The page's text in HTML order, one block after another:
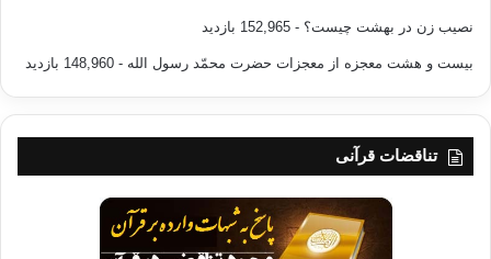
استقامت منافاتی نخواهد داشت؛ زیرا، هدایت، مقصود اصلی و هدف نهائی
است و هرچه غیر
تحت تأثیر عرف های
نصیب زن در بهشت چیست؟ - 152,965 بازدید
بیست و هشت معجزه از معجزات حضرت محمّد رسول الله - 148,960 بازدید
تناقضات قرآنی